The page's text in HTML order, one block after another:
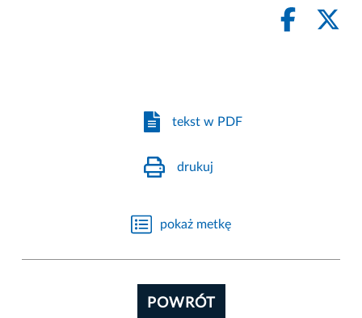
tekst w PDF
drukuj
pokaż metkę
POWRÓT